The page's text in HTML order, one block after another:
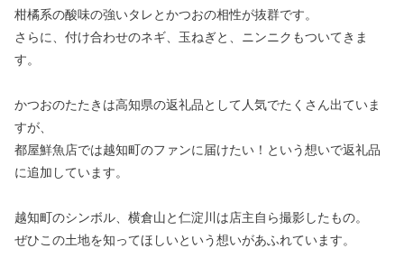
柑橘系の酸味の強いタレとかつおの相性が抜群です。
さらに、付け合わせのネギ、玉ねぎと、ニンニクもついてきま
す。
かつおのたたきは高知県の返礼品として人気でたくさん出ていま
すが、
都屋鮮魚店では越知町のファンに届けたい！という想いで返礼品
に追加しています。
越知町のシンボル、横倉山と仁淀川は店主自ら撮影したもの。
ぜひこの土地を知ってほしいという想いがあふれています。